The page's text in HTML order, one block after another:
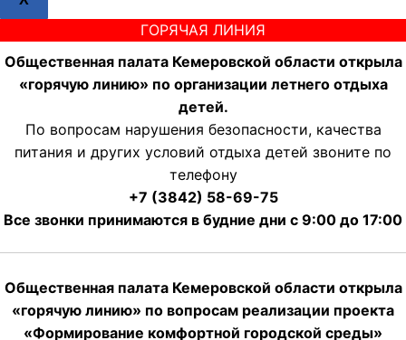
ГОРЯЧАЯ ЛИНИЯ
Общественная палата Кемеровской области открыла
«горячую линию» по организации летнего отдыха
детей.
По вопросам нарушения безопасности, качества
питания и других условий отдыха детей звоните по
телефону
+7 (3842) 58-69-75
Все звонки принимаются в будние дни с 9:00 до 17:00
Общественная палата Кемеровской области открыла
«горячую линию» по вопросам реализации проекта
«Формирование комфортной городской среды»